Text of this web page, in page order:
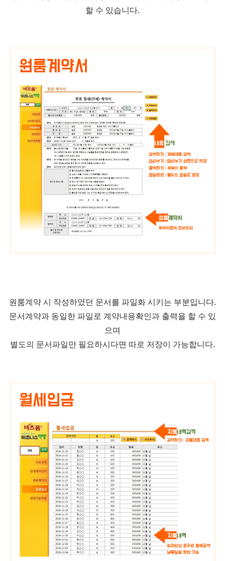
할 수 있습니다.
원룸계약 시 작성하였던 문서를 파일화 시키는 부분입니다.
문서계약과 동일한 파일로 계약내용확인과 출력을 할 수 있
으며
별도의 문서파일만 필요하시다면 따로 저장이 가능합니다.